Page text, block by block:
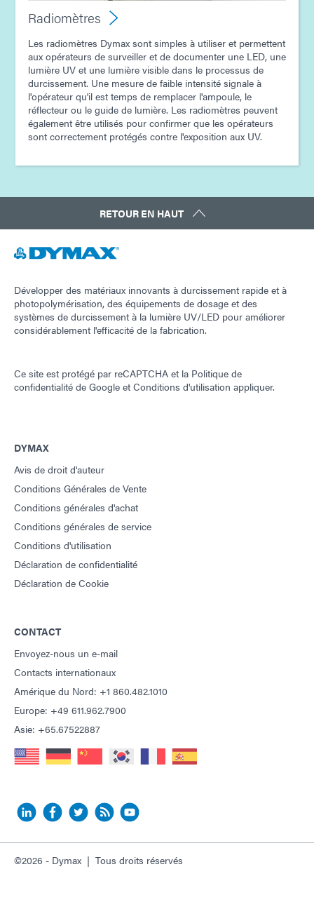
Radiomètres
Les radiomètres Dymax sont simples à utiliser et permettent
aux opérateurs de surveiller et de documenter une LED, une
lumière UV et une lumière visible dans le processus de
durcissement. Une mesure de faible intensité signale à
l'opérateur qu'il est temps de remplacer l'ampoule, le
réflecteur ou le guide de lumière. Les radiomètres peuvent
également être utilisés pour confirmer que les opérateurs
sont correctement protégés contre l'exposition aux UV.
RETOUR EN HAUT
Développer des matériaux innovants à durcissement rapide et à
photopolymérisation, des équipements de dosage et des
systèmes de durcissement à la lumière UV/LED pour améliorer
considérablement l'efficacité de la fabrication.
Ce site est protégé par reCAPTCHA et la Politique de
confidentialité de Google etConditions d'utilisation appliquer.
DYMAX
Avis de droit d'auteur
Conditions Générales de Vente
Conditions générales d'achat
Conditions générales de service
Conditions d'utilisation
Déclaration de confidentialité
Déclaration de Cookie
CONTACT
Envoyez-nous un e-mail
Contacts internationaux
Amérique du Nord: +1 860.482.1010
Europe: +49 611.962.7900
Asie: +65.67522887
©2026 - Dymax | Tous droits réservés